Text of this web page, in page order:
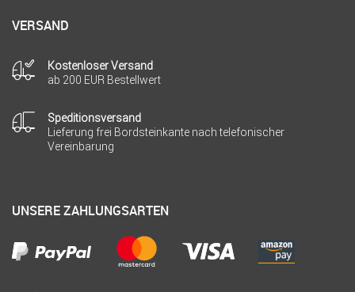
VERSAND
Kostenloser Versand
ab 200 EUR Bestellwert
Speditionsversand
Lieferung frei Bordsteinkante nach telefonischer
Vereinbarung
UNSERE ZAHLUNGSARTEN